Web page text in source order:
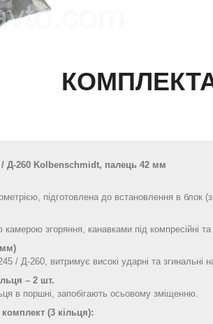
/ Д‑260 Kolbenschmidt, палець 42 мм
підготовлена до встановлення в блок
згоряння, канавками під компресійні
/ Д‑260, витримує високі ударні та згинальні
– 2 шт.
в поршні, запобігають осьовому зміщенню.
(3 кільця):